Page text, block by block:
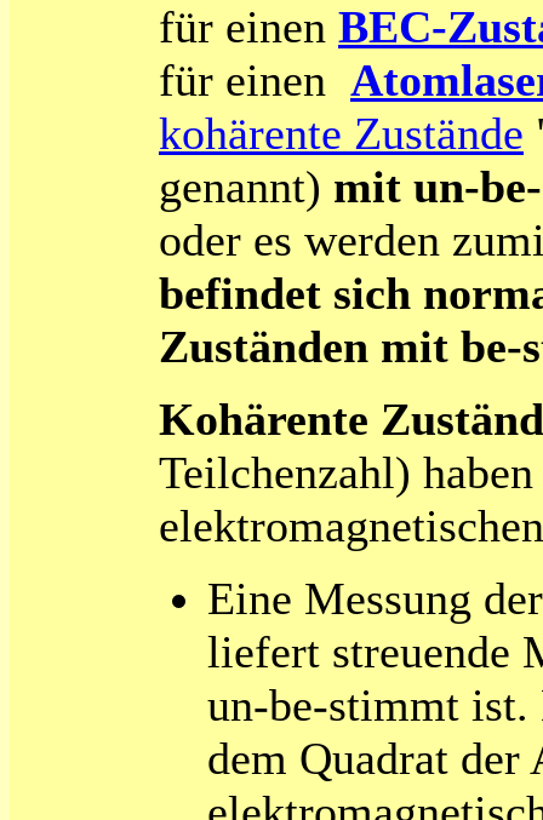
für einen BEC-
für einen
kohärente Zustände
genannt) mit un-
oder es werden
befindet sich
Zuständen mit be-
Kohärente
Teilchenzahl)
Eine Messung
liefert streuende
un-be-stimmt
dem Quadrat